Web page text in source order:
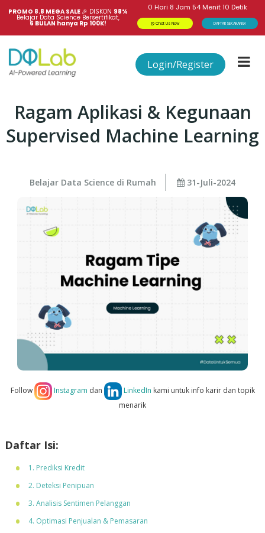
PROMO 8.8 MEGA SALE 🎉 DISKON 98%
Belajar Data Science Bersertifikat,
6 BULAN hanya Rp 100K!
0 Hari 8 Jam 54Menit10 Detik
Chat Us Now DAFTAR SEKARANG!
Login/Register
Ragam Aplikasi & Kegunaan
Supervised Machine Learning
Belajar Data Science di Rumah 31-Juli-2024
Follow Instagram dan LinkedIn kami untuk info karir dan topik
menarik
Daftar Isi:
1. Prediksi Kredit
2. Deteksi Penipuan
3. Analisis Sentimen Pelanggan
4. Optimasi Penjualan & Pemasaran